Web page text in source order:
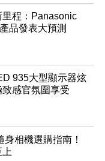
程：Panasonic
品發表大預測
935大型顯示器炫
感官氛圍享受
相機選購指南！
上